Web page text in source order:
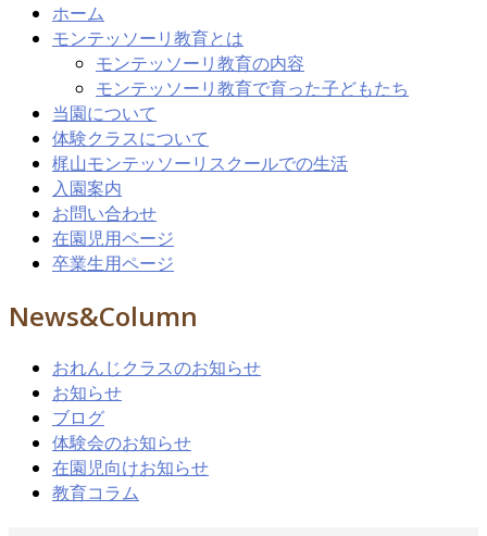
ホーム
モンテッソーリ教育とは
モンテッソーリ教育の内容
モンテッソーリ教育で育った子どもたち
当園について
体験クラスについて
梶山モンテッソーリスクールでの生活
入園案内
お問い合わせ
在園児用ページ
卒業生用ページ
News&Column
おれんじクラスのお知らせ
お知らせ
ブログ
体験会のお知らせ
在園児向けお知らせ
教育コラム